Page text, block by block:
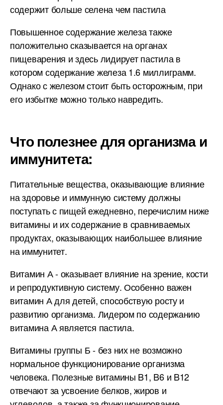
содержит больше селена чем пастила
Повышенное содержание железа также
положительно сказывается на органах
пищеварения и здесь лидирует пастила в
котором содержание железа 1.6 миллиграмм.
Однако с железом стоит быть осторожным, при
его избытке можно только навредить.
Что полезнее для организма и
иммунитета:
Питательные вещества, оказывающие влияние
на здоровье и иммунную систему должны
поступать с пищей ежедневно, перечислим ниже
витамины и их содержание в сравниваемых
продуктах, оказывающих наибольшее влияние
на иммунитет.
Витамин А - оказывает влияние на зрение, кости
и репродуктивную систему. Особенно важен
витамин А для детей, способствую росту и
развитию организма. Лидером по содержанию
витамина А является пастила.
Витамины группы Б - без них не возможно
нормальное функционирование организма
человека. Полезные витамины B1, B6 и B12
отвечают за усвоение белков, жиров и